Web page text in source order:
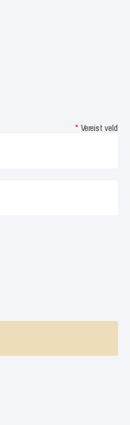
* Vereist veld